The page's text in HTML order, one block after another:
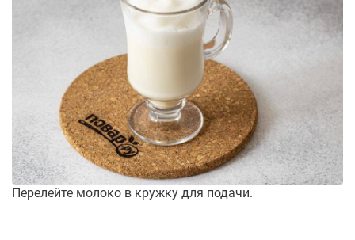
Перелейте молоко в кружку для подачи.